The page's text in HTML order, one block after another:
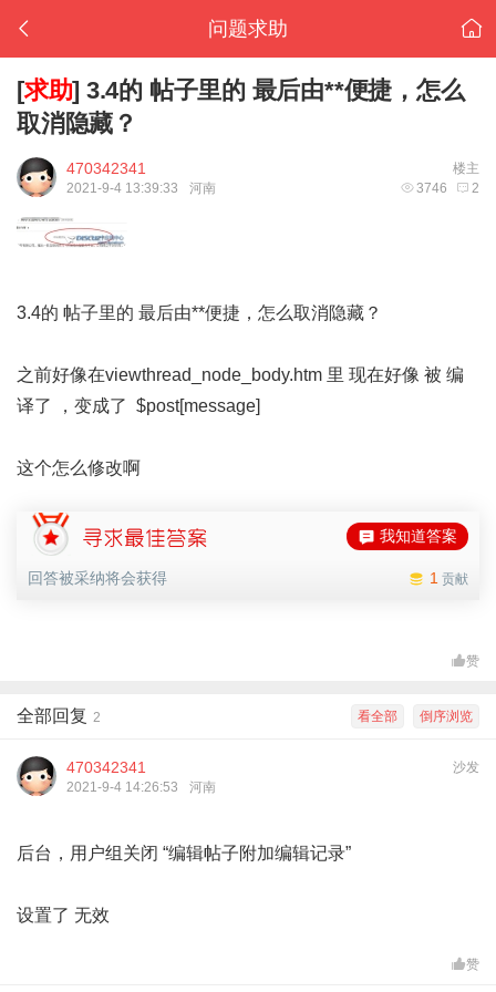
问题求助
[求助] 3.4的 帖子里的 最后由**便捷，怎么
取消隐藏？
楼主
470342341
3746 2
2021-9-4 13:39:33 河南
3.4的 帖子里的 最后由**便捷，怎么取消隐藏？
之前好像在viewthread_node_body.htm 里 现在好像 被 编
译了 ，变成了 $post[message]
这个怎么修改啊
我知道答案
1 贡献
回答被采纳将会获得
赞
倒序浏览
看全部
全部回复 2
沙发
470342341
2021-9-4 14:26:53 河南
后台，用户组关闭 “编辑帖子附加编辑记录”
设置了 无效
赞